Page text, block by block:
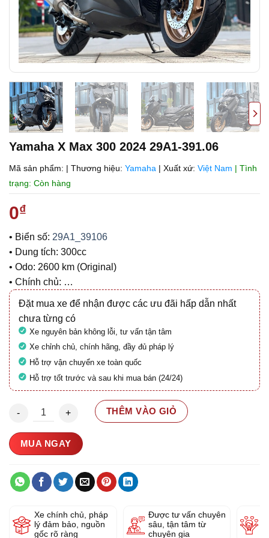
Yamaha X Max 300 2024 29A1-391.06
Mã sản phẩm: | Thương hiệu: Yamaha | Xuất xứ: Việt Nam | Tình
trạng: Còn hàng
0₫
• Biển số: 29A1_39106
• Dung tích: 300cc
• Odo: 2600 km (Original)
• Chính chủ: …
Đặt mua xe để nhận được các ưu đãi hấp dẫn nhất
chưa từng có
Xe nguyên bản không lỗi, tư vấn tận tâm
Xe chỉnh chủ, chính hãng, đầy đủ pháp lý
Hỗ trợ vận chuyển xe toàn quốc
Hỗ trợ tốt trước và sau khi mua bán (24/24)
Yamaha X Max 300 2024 29A1-391.06 số lượng
THÊM VÀO GIỎ
MUA NGAY
Xe chính chủ, pháp
lý đảm bảo, nguồn
gốc rõ ràng
Được tư vấn chuyên
sâu, tận tâm từ
chuyên gia